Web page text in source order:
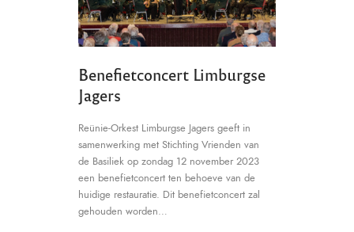
Benefietconcert Limburgse
Jagers
Reünie-Orkest Limburgse Jagers geeft in
samenwerking met Stichting Vrienden van
de Basiliek op zondag 12 november 2023
een benefietconcert ten behoeve van de
huidige restauratie. Dit benefietconcert zal
gehouden worden…